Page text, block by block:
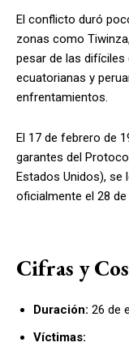
El conflicto duró
zonas como
pesar de las
ecuatorianas y
enfrentamientos.
El 17 de febrero de
garantes del
Estados Unidos), se
oficialmente el 28
Cifras y
Duración: 26 de
Víctimas: